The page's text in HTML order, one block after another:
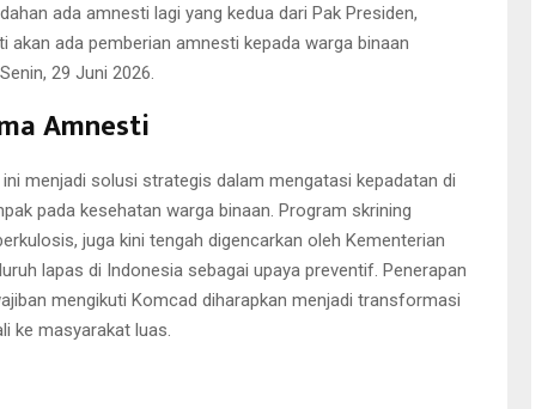
ada amnesti lagi yang kedua dari Pak Presiden,
ada pemberian amnesti kepada warga binaan
29 Juni 2026.
Amnesti
menjadi solusi strategis dalam mengatasi kepadatan di
pada kesehatan warga binaan. Program skrining
juga kini tengah digencarkan oleh Kementerian
lapas di Indonesia sebagai upaya preventif. Penerapan
mengikuti Komcad diharapkan menjadi transformasi
ke masyarakat luas.